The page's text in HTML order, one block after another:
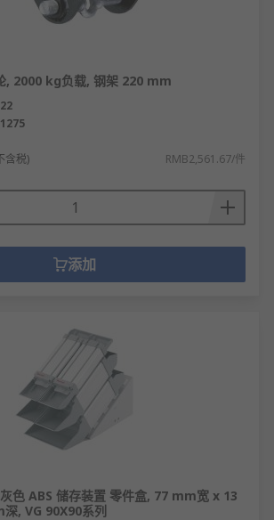
, 2000 kg负载, 钢架 220 mm
含税) RMB2,561.67/件
添加
色 ABS 储存装置 零件盒, 77 mm宽 x 13
, VG 90X90系列